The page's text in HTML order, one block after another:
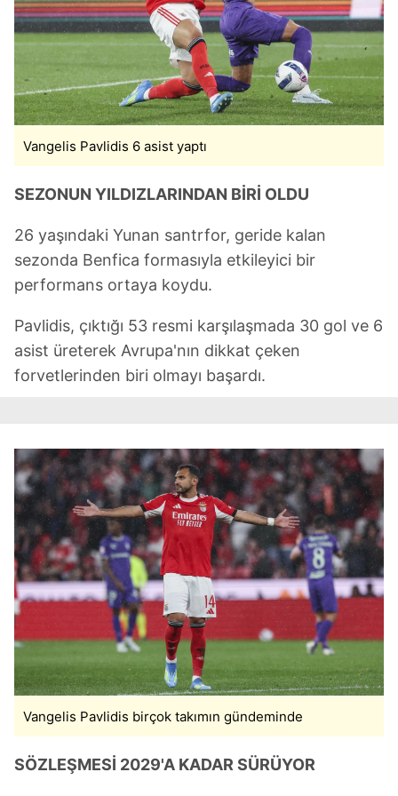
takdirde, kullanıcılara hedefli reklamlar
gösterilmeyecektir."
Sizlere daha iyi bir hizmet sunabilmek için İnternet
Sitemizde kendimize ve üçüncü kişilere ait çerezler
kullanılmaktadır. Bu çerezler vasıtasıyla çeşitli kişisel
verileriniz işlenmekte olup gerekli olan çerezler bilgi
toplumu hizmetlerinin sunulması amacıyla
kılınması ve kişiselleştirilmesi ve sizlere yönelik
sınırlı olarak açık rızanız dahilinde kullanılacaktır.
Çerezlere ilişkin tercihlerinizi aşağıda yer alan panel
için Ayarlar butonuna tıklayabilir,Çerez Bilgilendirme
Metnimiziziyaret edebilirsiniz.
6698 sayılı Kişisel Verilerin Korunması Kanunu uyarınca
almak için lütfentıklayınız.
Vangelis Pavlidis 6 asist yaptı
SEZONUN YILDIZLARINDAN BİRİ OLDU
26 yaşındaki Yunan santrfor, geride kalan
sezonda Benfica formasıyla etkileyici bir
performans ortaya koydu.
Pavlidis, çıktığı 53 resmi karşılaşmada 30 gol ve 6
asist üreterek Avrupa'nın dikkat çeken
forvetlerinden biri olmayı başardı.
Vangelis Pavlidis birçok takımın gündeminde
SÖZLEŞMESİ 2029'A KADAR SÜRÜYOR